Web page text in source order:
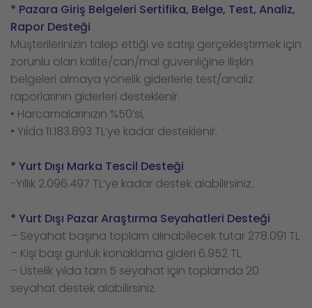
* Pazara Giriş Belgeleri Sertifika, Belge, Test, Analiz,
Rapor Desteği
Müşterilerinizin talep ettiği ve satışı gerçekleştirmek için
zorunlu olan kalite/can/mal güvenliğine ilişkin
belgeleri almaya yönelik giderlerle test/analiz
raporlarının giderleri desteklenir.
• Harcamalarınızın %50’si,
• Yılda 11.183.893 TL’ye kadar desteklenir.
* Yurt Dışı Marka Tescil Desteği
-Yıllık 2.096.497 TL’ye kadar destek alabilirsiniz.
* Yurt Dışı Pazar Araştırma Seyahatleri Desteği
– Seyahat başına toplam alınabilecek tutar 278.091 TL
– Kişi başı günlük konaklama gideri 6.952 TL
– Üstelik yılda tam 5 seyahat için toplamda 20
seyahat destek alabilirsiniz.